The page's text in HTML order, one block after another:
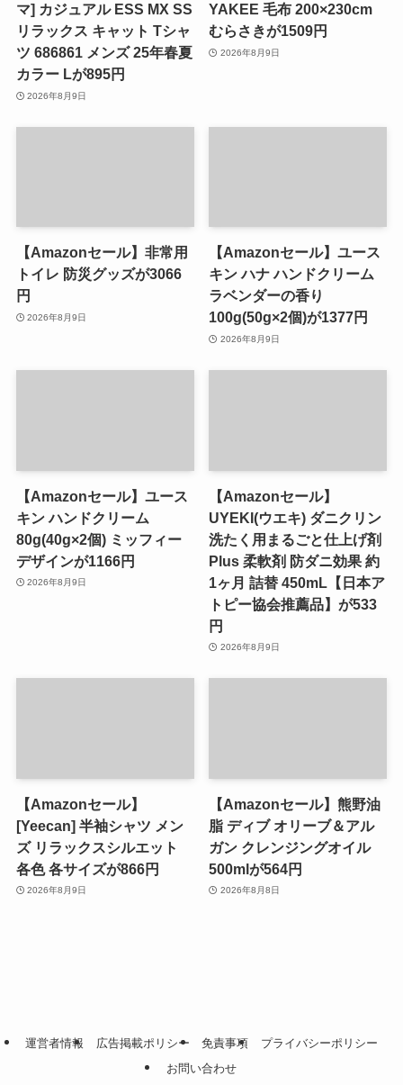
マ] カジュアル ESS MX SS
リラックス キャット Tシャ
ツ 686861 メンズ 25年春夏
カラー Lが895円
2026年8月9日
YAKEE 毛布 200×230cm
むらさきが1509円
2026年8月9日
【Amazonセール】非常用
トイレ 防災グッズが3066
円
2026年8月9日
【Amazonセール】ユース
キン ハナ ハンドクリーム
ラベンダーの香り
100g(50g×2個)が1377円
2026年8月9日
【Amazonセール】ユース
キン ハンドクリーム
80g(40g×2個) ミッフィー
デザインが1166円
2026年8月9日
【Amazonセール】
UYEKI(ウエキ) ダニクリン
洗たく用まるごと仕上げ剤
Plus 柔軟剤 防ダニ効果 約
1ヶ月 詰替 450mL【日本ア
トピー協会推薦品】が533
円
2026年8月9日
【Amazonセール】
[Yeecan] 半袖シャツ メン
ズ リラックスシルエット
各色 各サイズが866円
2026年8月9日
【Amazonセール】熊野油
脂 ディブ オリーブ＆アル
ガン クレンジングオイル
500mlが564円
2026年8月8日
運営者情報 広告掲載ポリシー 免責事項
プライバシーポリシー
お問い合わせ